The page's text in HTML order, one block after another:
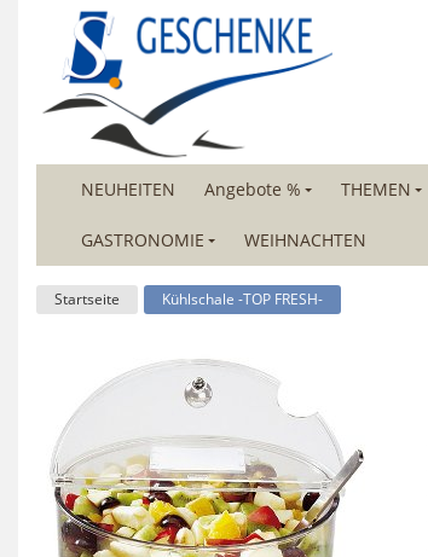
NEUHEITEN Angebote % THEMEN
GASTRONOMIE WEIHNACHTEN
Startseite Kühlschale -TOP FRESH-